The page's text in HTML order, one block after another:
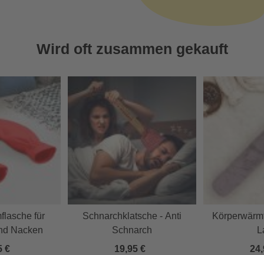
Wird oft zusammen gekauft
für
Nacken
€
Schnarchklatsche - Anti
Schnarch
19,95 €